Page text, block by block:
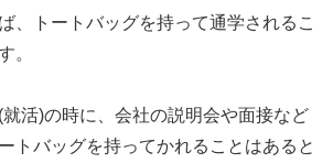
、トートバッグを持って通学されるこ
。
活)の時に、会社の説明会や面接など
トバッグを持ってかれることはあると